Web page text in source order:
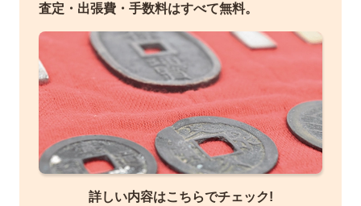
査定・出張費・手数料はすべて無料。
詳しい内容はこちらでチェック!